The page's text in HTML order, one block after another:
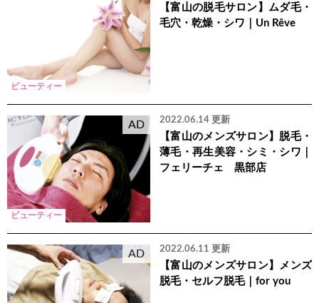
ビューティー
【富山の脱毛サロン】ムダ毛・
毛穴・乾燥・シワ｜Un Rêve
AD
ビューティー
2022.06.14 更新
【富山のメンズサロン】脱毛・
薄毛・再生美容・シミ・シワ｜
フェリーチェ 黒部店
AD 2022.06.11 更新
【富山のメンズサロン】メンズ
脱毛・セルフ脱毛｜for you